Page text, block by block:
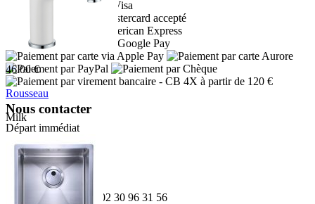
46.00 €
Rousseau
Milk
Départ immédiat
- CB 4X à partir de 120 €
Nous contacter
Boulevard de l'Odet
Village des artisans
35740 PACE
Téléphone:
02 30 96 31 56